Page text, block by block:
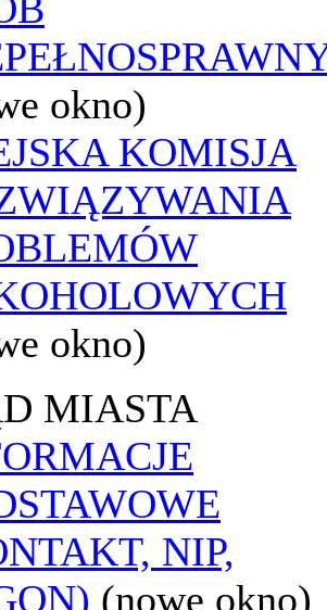
okno)
KOMISJA
okno)
MIASTA
NIP,
(nowe okno)